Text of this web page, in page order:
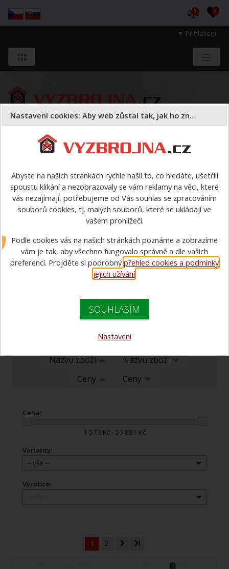
Přihlášení
0 0
a majetek druhých.
Radiostanice, komunikace
Radiostanice, komunikace
ruční radiostanice
radiostanice vozidlové
E-Tech, HYT, Hytera,
Motorola
Doporučujeme
Názvu zboží
Názvu zboží
Ceny
Ceny
Cena:
1 573 Kč - 50 891 Kč
Varianty:
-- vše --
Výrobce:
1 2
Nastavení cookies: Aby web zůstal tak, jak ho znáte
Abyste na našich stránkách rychle našli to, co hledáte, ušetřili
spoustu klikání a nezobrazovaly se vám reklamy na věci, které
vás nezajímají, potřebujeme od Vás souhlas se zpracováním
souborů cookies, tj. malých souborů, které se ukládají ve
vašem prohlížeči.
Podle cookies vás na našich stránkách poznáme a zobrazíme
vám je tak, aby všechno fungovalo správně a dle vašich
preferencí. Projděte si podrobnýpřehled cookies a podmínky
jejich užívání.
SOUHLASÍM
Nastavení